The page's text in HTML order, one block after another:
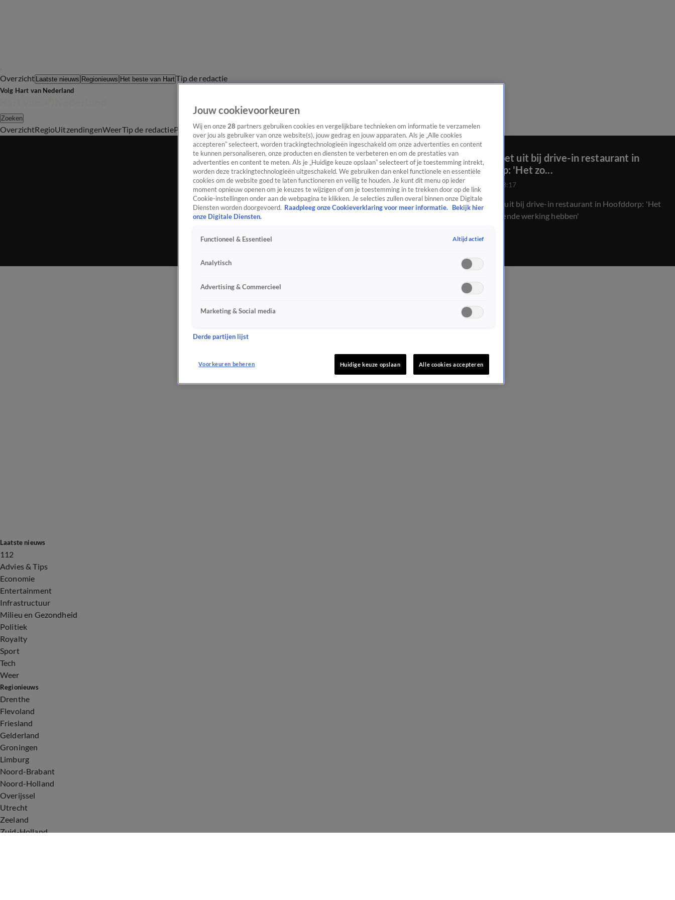
Overzicht Laatste nieuws Regionieuws Het beste van HartTip de redactie
Volg Hart van Nederland
Zoeken
OverzichtRegioUitzendingenWeerTip de redactiePanelVideo's
Geluid moet uit bij drive-in restaurant in
Hoofddorp: 'Het zo...
5 mrt 2021, 23:17
Geluid moet uit bij drive-in restaurant in Hoofddorp: 'Het
zou een zuigende werking hebben'
Laatste nieuws
112
Advies & Tips
Economie
Entertainment
Infrastructuur
Milieu en Gezondheid
Politiek
Royalty
Sport
Tech
Weer
Regionieuws
Drenthe
Flevoland
Friesland
Gelderland
Groningen
Limburg
Noord-Brabant
Noord-Holland
Overijssel
Utrecht
Zeeland
Zuid-Holland
Jouw cookievoorkeuren
Wij en onze 28 partners gebruiken cookies en vergelijkbare technieken om informatie te verzamelen
over jou als gebruiker van onze website(s), jouw gedrag en jouw apparaten. Als je „Alle cookies
accepteren” selecteert, worden trackingtechnologieën ingeschakeld om onze advertenties en content
te kunnen personaliseren, onze producten en diensten te verbeteren en om de prestaties van
advertenties en content te meten. Als je „Huidige keuze opslaan” selecteert of je toestemming intrekt,
worden deze trackingtechnologieën uitgeschakeld. We gebruiken dan enkel functionele en essentiële
cookies om de website goed te laten functioneren en veilig te houden. Je kunt dit menu op ieder
moment opnieuw openen om je keuzes te wijzigen of om je toestemming in te trekken door op de link
Cookie-instellingen onder aan de webpagina te klikken. Je selecties zullen overal binnen onze Digitale
Diensten worden doorgevoerd. Raadpleeg onze Cookieverklaring voor meer informatie.
Bekijk hier
onze Digitale Diensten.
Functioneel & Essentieel Altijd actief
Analytisch
Advertising & Commercieel
Marketing & Social media
Derde partijen lijst
Voorkeuren beheren Huidige keuze opslaan Alle cookies accepteren